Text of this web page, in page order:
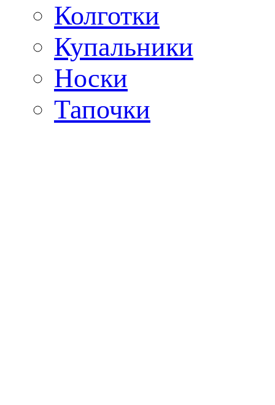
Колготки
Купальники
Носки
Тапочки